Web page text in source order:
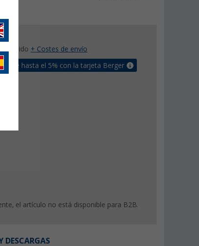
incluido + Costes de envío
de hasta el 5% con la tarjeta Berger
el artículo no está disponible para B2B.
DESCARGAS